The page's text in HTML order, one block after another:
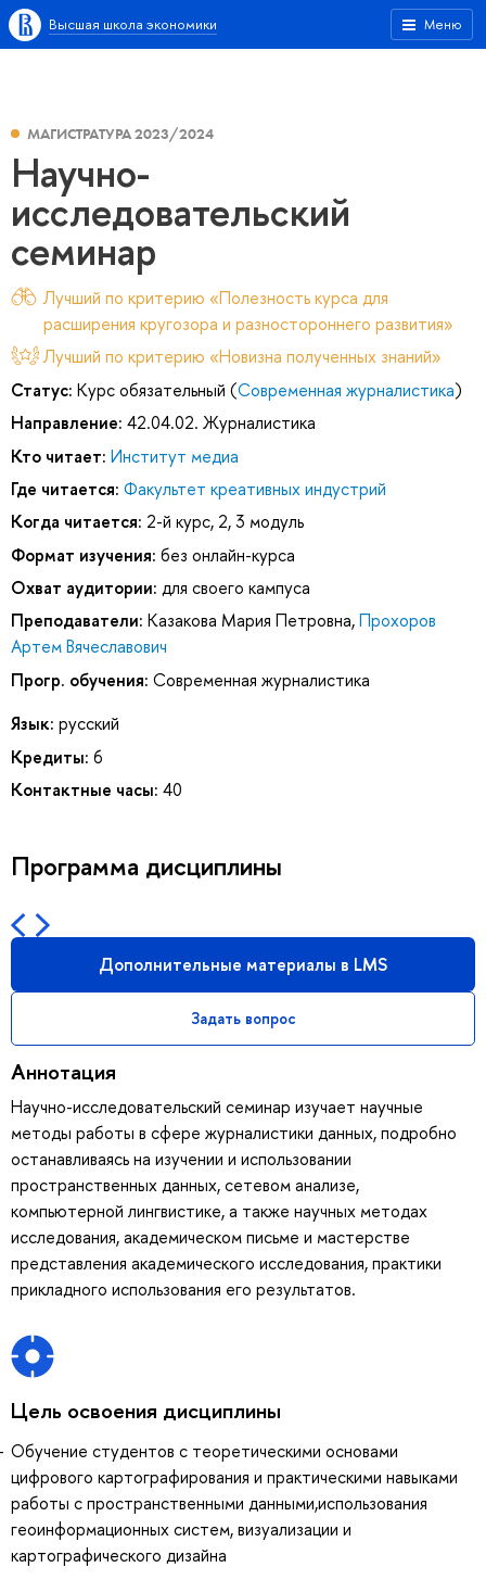
Меню
Высшая школа экономики
МАГИСТРАТУРА 2023/2024
Научно-
исследовательский
семинар
Лучший по критерию «Полезность курса для
расширения кругозора и разностороннего развития»
Лучший по критерию «Новизна полученных знаний»
Статус: Курс обязательный (Современная журналистика)
Направление: 42.04.02. Журналистика
Кто читает: Институт медиа
Где читается: Факультет креативных индустрий
Когда читается: 2-й курс, 2, 3 модуль
Формат изучения: без онлайн-курса
Охват аудитории: для своего кампуса
Преподаватели: Казакова Мария Петровна,Прохоров
Артем Вячеславович
Прогр. обучения: Современная журналистика
Язык: русский
Кредиты: 6
Контактные часы: 40
Программа дисциплины
Дополнительные материалы в LMS
Задать вопрос
Аннотация
Научно-исследовательский семинар изучает научные
методы работы в сфере журналистики данных, подробно
останавливаясь на изучении и использовании
пространственных данных, сетевом анализе,
компьютерной лингвистике, а также научных методах
исследования, академическом письме и мастерстве
представления академического исследования, практики
прикладного использования его результатов.
Цель освоения дисциплины
Обучение студентов с теоретическими основами
цифрового картографирования и практическими навыками
работы с пространственными данными,использования
геоинформационных систем, визуализации и
картографического дизайна